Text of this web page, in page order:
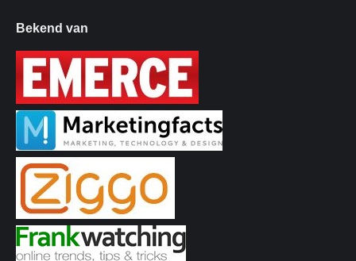
Bekend van